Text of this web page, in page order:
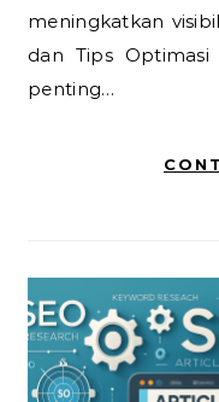
meningkatkan
dan Tips Optimasi
penting…